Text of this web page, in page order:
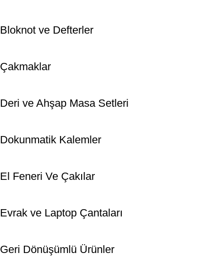
Bloknot ve Defterler
Çakmaklar
Deri ve Ahşap Masa Setleri
Dokunmatik Kalemler
El Feneri Ve Çakılar
Evrak ve Laptop Çantaları
Geri Dönüşümlü Ürünler